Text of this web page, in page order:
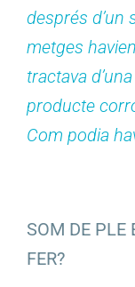
després d’un
metges
tractava
producte
Com podia
SOM DE PLE
FER?